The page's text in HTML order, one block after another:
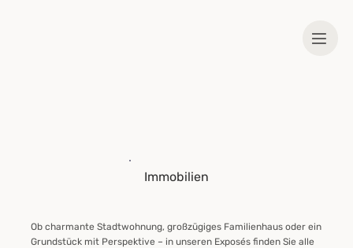
Immobilien
Ob charmante Stadtwohnung, großzügiges Familienhaus oder ein
Grundstück mit Perspektive – in unseren Exposés finden Sie alle